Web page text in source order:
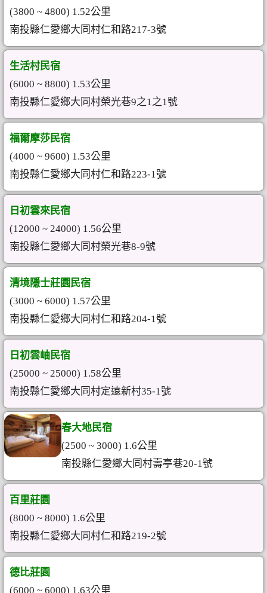
(3800 ~ 4800) 1.52公里
南投縣仁愛鄉大同村仁和路217-3號
生活村民宿
(6000 ~ 8800) 1.53公里
南投縣仁愛鄉大同村榮光巷9之1之1號
福爾摩莎民宿
(4000 ~ 9600) 1.53公里
南投縣仁愛鄉大同村仁和路223-1號
日初雲來民宿
(12000 ~ 24000) 1.56公里
南投縣仁愛鄉大同村榮光巷8-9號
清境隱士莊園民宿
(3000 ~ 6000) 1.57公里
南投縣仁愛鄉大同村仁和路204-1號
日初雲岫民宿
(25000 ~ 25000) 1.58公里
南投縣仁愛鄉大同村定遠新村35-1號
春大地民宿
(2500 ~ 3000) 1.6公里
南投縣仁愛鄉大同村壽亭巷20-1號
百里莊園
(8000 ~ 8000) 1.6公里
南投縣仁愛鄉大同村仁和路219-2號
德比莊園
(6000 ~ 6000) 1.63公里